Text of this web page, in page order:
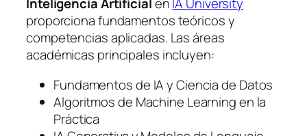
proporciona fundamentos teóricos y
competencias aplicadas. Las áreas
académicas principales incluyen:
Fundamentos de IA y Ciencia de Datos
Algoritmos de Machine Learning en la
Práctica